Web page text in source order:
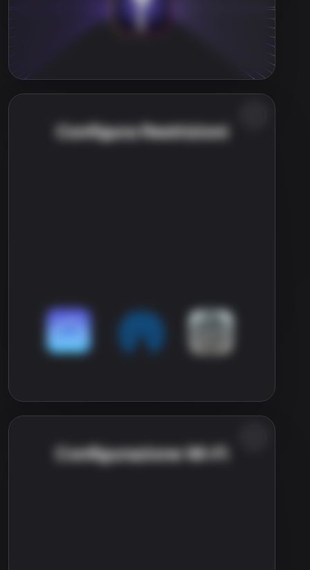
Configura Restrizioni
Configurazione Wi-Fi